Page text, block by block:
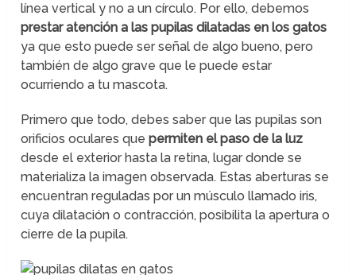
línea vertical y no a un círculo. Por ello, debemos
prestar atención a las pupilas dilatadas en los gatos
ya que esto puede ser señal de algo bueno, pero
también de algo grave que le puede estar
ocurriendo a tu mascota.
Primero que todo, debes saber que las pupilas son
orificios oculares quepermiten el paso de la luz
desde el exterior hasta la retina, lugar donde se
materializa la imagen observada. Estas aberturas se
encuentran reguladas por un músculo llamado iris,
cuya dilatación o contracción, posibilita la apertura o
cierre de la pupila.